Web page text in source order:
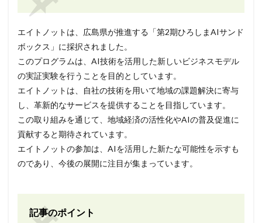
エイトノットは、広島県が推進する「第2期ひろしまAIサンド
ボックス」に採択されました。
このプログラムは、AI技術を活用した新しいビジネスモデル
の実証実験を行うことを目的としています。
エイトノットは、自社の技術を用いて地域の課題解決に寄与
し、革新的なサービスを提供することを目指しています。
この取り組みを通じて、地域経済の活性化やAIの普及促進に
貢献すると期待されています。
エイトノットの参加は、AIを活用した新たな可能性を示すも
のであり、今後の展開に注目が集まっています。
記事のポイント